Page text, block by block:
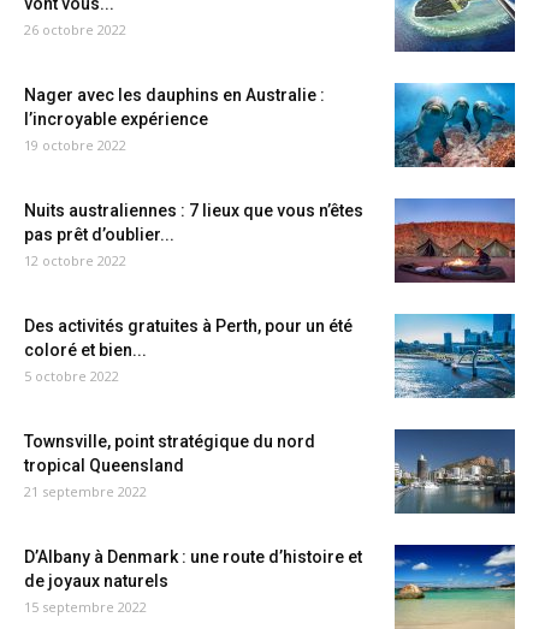
26 octobre 2022
Nager avec les dauphins en Australie :
l’incroyable expérience
19 octobre 2022
Nuits australiennes : 7 lieux que vous n’êtes
pas prêt d’oublier...
12 octobre 2022
Des activités gratuites à Perth, pour un été
coloré et bien...
5 octobre 2022
Townsville, point stratégique du nord
tropical Queensland
21 septembre 2022
D’Albany à Denmark : une route d’histoire et
de joyaux naturels
15 septembre 2022